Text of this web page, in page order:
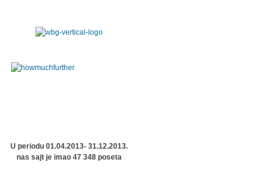
U periodu 01.04.2013- 31.12.2013.
nas sajt je imao 47 348 poseta